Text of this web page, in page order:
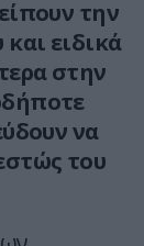
την
ειδικά
στην
να
του